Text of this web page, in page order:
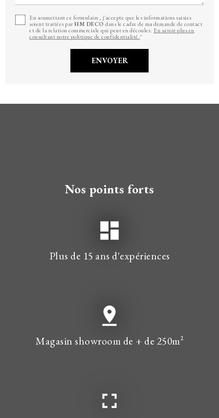
En soumettant ce formulaire, j'accepte que les informations saisies
soient traitées parHM DECO dans le cadre de ma demande de contact
et de la relation commerciale qui peut en découler. En savoir plus en
consultant notre politique de confidentialité.*
Nos points forts
dashboard
Plus de 15 ans d'expériences
pin_drop
Magasin showroom de + de 250m²
fullscreen